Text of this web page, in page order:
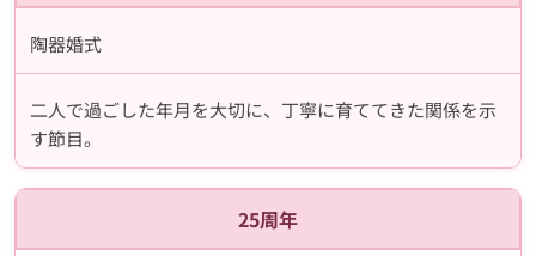
陶器婚式
二人で過ごした年月を大切に、丁寧に育ててきた関係を示
す節目。
25周年